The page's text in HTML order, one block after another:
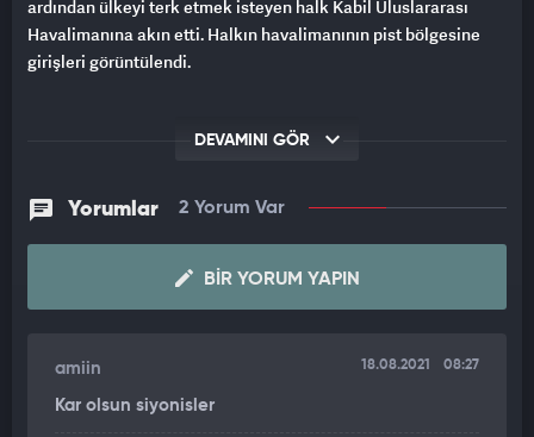
ardından ülkeyi terk etmek isteyen halk Kabil Uluslararası
Havalimanına akın etti. Halkın havalimanının pist bölgesine
girişleri görüntülendi.
DEVAMINI GÖR
Yorumlar 2 Yorum Var
BIR YORUM YAPIN
amiin 18.08.2021 08:27
Kar olsun siyonisler